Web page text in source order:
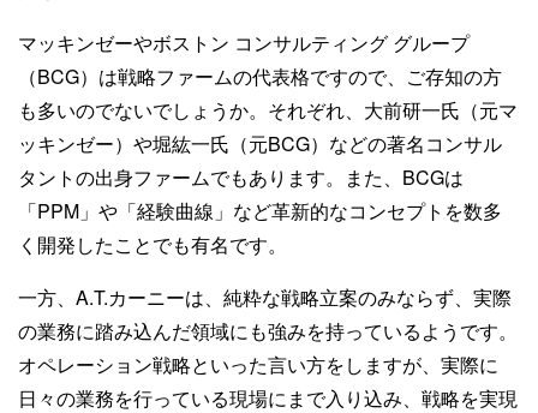
マッキンゼーやボストン コンサルティング グループ
（BCG）は戦略ファームの代表格ですので、ご存知の方
も多いのでないでしょうか。それぞれ、大前研一氏（元マ
ッキンゼー）や堀紘一氏（元BCG）などの著名コンサル
タントの出身ファームでもあります。また、BCGは
「PPM」や「経験曲線」など革新的なコンセプトを数多
く開発したことでも有名です。
一方、A.T.カーニーは、純粋な戦略立案のみならず、実際
の業務に踏み込んだ領域にも強みを持っているようです。
オペレーション戦略といった言い方をしますが、実際に
日々の業務を行っている現場にまで入り込み、戦略を実現